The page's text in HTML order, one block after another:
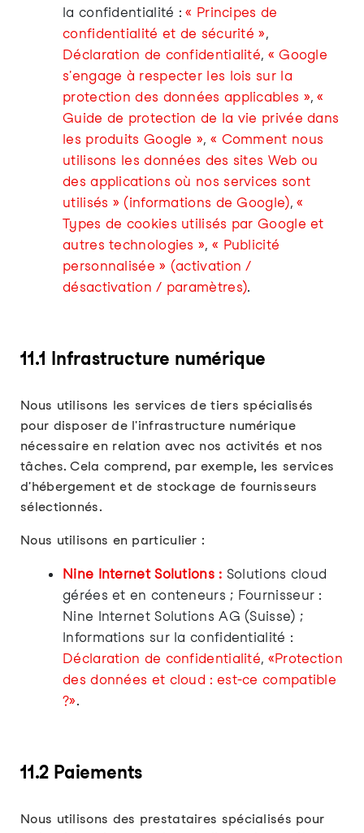
la confidentialité :« Principes de
confidentialité et de sécurité »,
Déclaration de confidentialité, « Google
s'engage à respecter les lois sur la
protection des données applicables »,«
Guide de protection de la vie privée dans
les produits Google », « Comment nous
utilisons les données des sites Web ou
des applications où nos services sont
utilisés » (informations de Google),«
Types de cookies utilisés par Google et
autres technologies », « Publicité
personnalisée » (activation /
désactivation / paramètres).
11.1 Infrastructure numérique
Nous utilisons les services de tiers spécialisés
pour disposer de l'infrastructure numérique
nécessaire en relation avec nos activités et nos
tâches. Cela comprend, par exemple, les services
d'hébergement et de stockage de fournisseurs
sélectionnés.
Nous utilisons en particulier :
Nine Internet Solutions : Solutions cloud
gérées et en conteneurs ; Fournisseur :
Nine Internet Solutions AG (Suisse) ;
Informations sur la confidentialité :
Déclaration de confidentialité, «Protection
des données et cloud : est-ce compatible
?».
11.2 Paiements
Nous utilisons des prestataires spécialisés pour